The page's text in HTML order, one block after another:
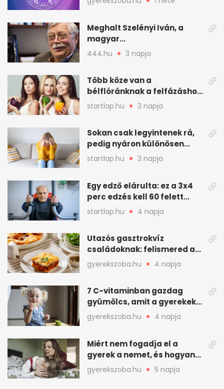
Meghalt Szelényi Iván, a
magyar
társadalomtudomány
meghatározó alakja
444.hu 3 napja
Több köze van a
bélflóránknak a felfázáshoz,
mint hinnénk – Így védhetjük
nyáron a húgyutakat (x)
startlap.hu 3 napja
Sokan csak legyintenek rá,
pedig nyáron különösen
gyakran jelentkezik ez a
kellemetlen betegség
startlap.hu 3 napja
Egy edző elárulta: ez a 3x4
perc edzés kell 60 felett
mindenkinek
startlap.hu 4 napja
Utazós gasztrokvíz
családoknak: felismered az
asadót és társait?
gyerekszoba.hu 4 napja
7 C-vitaminban gazdag
gyümölcs, amit a gyerekek
is szívesen megesznek
gyerekszoba.hu 4 napja
Miért nem fogadja el a
gyerek a nemet, és hogyan
mondd ki jól?
gyerekszoba.hu 5 napja